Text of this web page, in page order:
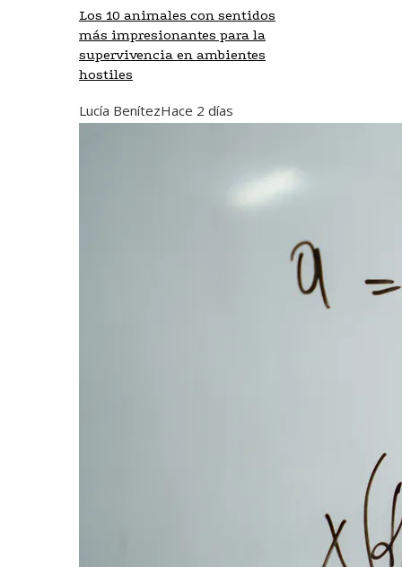
Los 10 animales con sentidos
más impresionantes para la
supervivencia en ambientes
hostiles
Lucía BenítezHace 2 días